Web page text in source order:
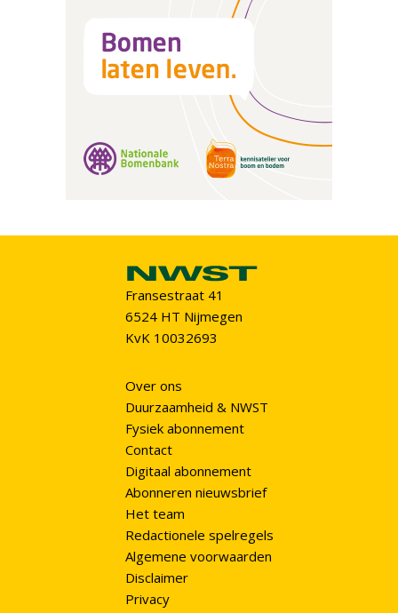
Fransestraat 41
6524 HT Nijmegen
KvK 10032693
Over ons
Duurzaamheid & NWST
Fysiek abonnement
Contact
Digitaal abonnement
Abonneren nieuwsbrief
Het team
Redactionele spelregels
Algemene voorwaarden
Disclaimer
Privacy